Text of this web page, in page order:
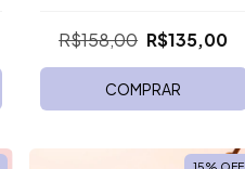
R$158,00 R$135,00
COMPRAR
15% OFF